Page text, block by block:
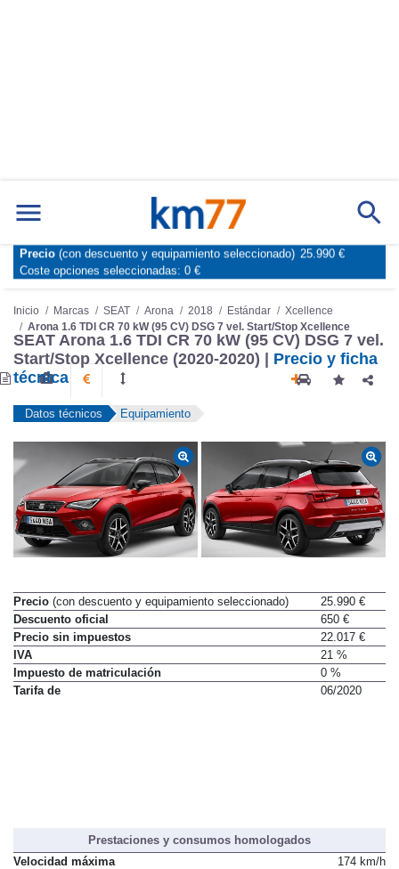
Marcas Comparador de coches
Inicio Marcas SEAT Arona 2018 Estándar
Xcellence
Arona 1.6 TDI CR 70 kW (95 CV) DSG 7 vel. Start/Stop Xcellence
SEAT Arona 1.6 TDI CR 70 kW (95 CV) DSG 7 vel.
Start/Stop Xcellence (2020-2020) | Precio y ficha
técnica
Datos técnicos Equipamiento
Precio (con descuento y equipamiento seleccionado)
25.990 €
Descuento oficial
650 €
Precio sin impuestos
22.017 €
IVA
21 %
Impuesto de matriculación
0 %
Tarifa de
06/2020
Prestaciones y consumos homologados
Velocidad máxima
174 km/h
Precio (con descuento y equipamiento seleccionado) 25.990 €
Coste opciones seleccionadas: 0 €